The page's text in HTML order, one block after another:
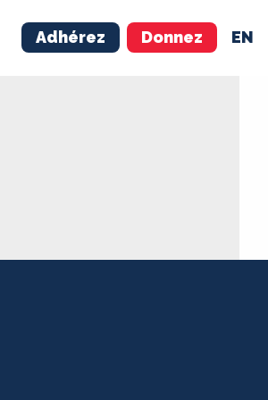
Adhérez Donnez EN